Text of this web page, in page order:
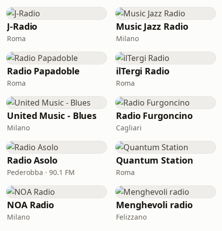
J-Radio
Roma
Music Jazz Radio
Milano
Radio Papadoble
Roma
ilTergi Radio
Roma
United Music - Blues
Milano
Radio Furgoncino
Cagliari
Radio Asolo
Pederobba · 90.1 FM
Quantum Station
Roma
NOA Radio
Milano
Menghevoli radio
Felizzano